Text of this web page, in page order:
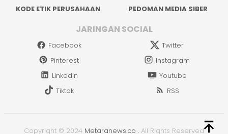
KODE ETIK PERUSAHAAN
PEDOMAN MEDIA SIBER
JARINGAN SOCIAL
Facebook
Twitter
Pinterest
Instagram
Linkedin
Youtube
Tiktok
RSS
Copyright © 2024 Metaranews.co . All Rights Reserved